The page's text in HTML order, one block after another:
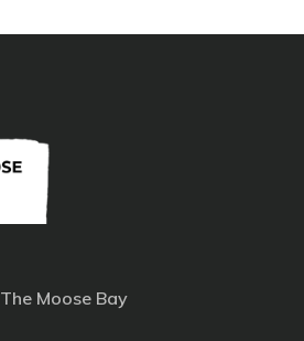
The Moose Bay